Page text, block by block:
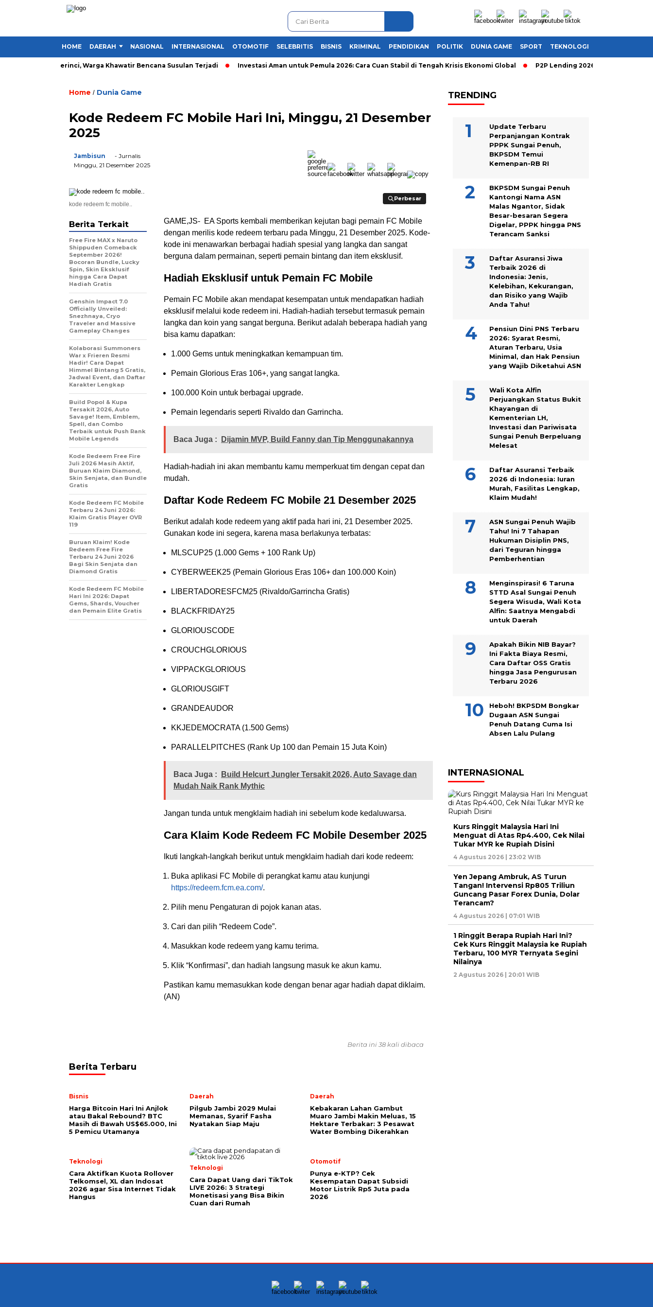
HOME DAERAH NASIONAL INTERNASIONAL OTOMOTIF SELEBRITIS BISNIS KRIMINAL PENDIDIKAN POLITIK DUNIA GAME SPORT TEKNOLOGI
Desa di Kerinci, Warga Khawatir Bencana Susulan Terjadi Investasi Aman untuk Pemula 2026: Cara Cuan Stabil di Tengah Krisis Ekonomi Global P2P Lending 2026: Cara Cerdas
Home / Dunia Game
Kode Redeem FC Mobile Hari Ini, Minggu, 21 Desember
2025
Jambisun
- Jurnalis
Minggu, 21 Desember 2025
Perbesar
Perbesar
kode redeem fc mobile..
GAME,JS- EA Sports kembali memberikan kejutan bagi pemain FC Mobile
dengan merilis kode redeem terbaru pada Minggu, 21 Desember 2025. Kode-
kode ini menawarkan berbagai hadiah spesial yang langka dan sangat
berguna dalam permainan, seperti pemain bintang dan item eksklusif.
Hadiah Eksklusif untuk Pemain FC Mobile
Pemain FC Mobile akan mendapat kesempatan untuk mendapatkan hadiah
eksklusif melalui kode redeem ini. Hadiah-hadiah tersebut termasuk pemain
langka dan koin yang sangat berguna. Berikut adalah beberapa hadiah yang
bisa kamu dapatkan:
1.000 Gems untuk meningkatkan kemampuan tim.
Pemain Glorious Eras 106+, yang sangat langka.
100.000 Koin untuk berbagai upgrade.
Pemain legendaris seperti Rivaldo dan Garrincha.
Baca Juga : Dijamin MVP, Build Fanny dan Tip Menggunakannya
Hadiah-hadiah ini akan membantu kamu memperkuat tim dengan cepat dan
mudah.
Daftar Kode Redeem FC Mobile 21 Desember 2025
Berikut adalah kode redeem yang aktif pada hari ini, 21 Desember 2025.
Gunakan kode ini segera, karena masa berlakunya terbatas:
MLSCUP25 (1.000 Gems + 100 Rank Up)
CYBERWEEK25 (Pemain Glorious Eras 106+ dan 100.000 Koin)
LIBERTADORESFCM25 (Rivaldo/Garrincha Gratis)
BLACKFRIDAY25
GLORIOUSCODE
CROUCHGLORIOUS
VIPPACKGLORIOUS
GLORIOUSGIFT
GRANDEAUDOR
KKJEDEMOCRATA (1.500 Gems)
PARALLELPITCHES (Rank Up 100 dan Pemain 15 Juta Koin)
Baca Juga :
Build Helcurt Jungler Tersakit 2026, Auto Savage dan
Mudah Naik Rank Mythic
Jangan tunda untuk mengklaim hadiah ini sebelum kode kedaluwarsa.
Cara Klaim Kode Redeem FC Mobile Desember 2025
Ikuti langkah-langkah berikut untuk mengklaim hadiah dari kode redeem:
Buka aplikasi FC Mobile di perangkat kamu atau kunjungi
https://redeem.fcm.ea.com/.
Pilih menu Pengaturan di pojok kanan atas.
Cari dan pilih “Redeem Code”.
Masukkan kode redeem yang kamu terima.
Klik “Konfirmasi”, dan hadiah langsung masuk ke akun kamu.
Pastikan kamu memasukkan kode dengan benar agar hadiah dapat diklaim.
(AN)
Berita Terkait
Free Fire MAX x Naruto
Shippuden Comeback
September 2026!
Bocoran Bundle, Lucky
Spin, Skin Eksklusif
hingga Cara Dapat
Hadiah Gratis
Genshin Impact 7.0
Officially Unveiled:
Snezhnaya, Cryo
Traveler and Massive
Gameplay Changes
Kolaborasi Summoners
War x Frieren Resmi
Hadir! Cara Dapat
Himmel Bintang 5 Gratis,
Jadwal Event, dan Daftar
Karakter Lengkap
Build Popol & Kupa
Tersakit 2026, Auto
Savage! Item, Emblem,
Spell, dan Combo
Terbaik untuk Push Rank
Mobile Legends
Kode Redeem Free Fire
Juli 2026 Masih Aktif,
Buruan Klaim Diamond,
Skin Senjata, dan Bundle
Gratis
Kode Redeem FC Mobile
Terbaru 24 Juni 2026:
Klaim Gratis Player OVR
119
Buruan Klaim! Kode
Redeem Free Fire
Terbaru 24 Juni 2026
Bagi Skin Senjata dan
Diamond Gratis
Kode Redeem FC Mobile
Hari Ini 2026: Dapat
Gems, Shards, Voucher
dan Pemain Elite Gratis
Berita ini 38 kali dibaca
Berita Terbaru
Bisnis
Harga Bitcoin Hari Ini Anjlok
atau Bakal Rebound? BTC
Masih di Bawah US$65.000, Ini
5 Pemicu Utamanya
Daerah
Pilgub Jambi 2029 Mulai
Memanas, Syarif Fasha
Nyatakan Siap Maju
Daerah
Kebakaran Lahan Gambut
Muaro Jambi Makin Meluas, 15
Hektare Terbakar: 3 Pesawat
Water Bombing Dikerahkan
Teknologi
Cara Aktifkan Kuota Rollover
Telkomsel, XL dan Indosat
2026 agar Sisa Internet Tidak
Hangus
Teknologi
Cara Dapat Uang dari TikTok
LIVE 2026: 3 Strategi
Monetisasi yang Bisa Bikin
Cuan dari Rumah
Otomotif
Punya e-KTP? Cek
Kesempatan Dapat Subsidi
Motor Listrik Rp5 Juta pada
2026
TRENDING
Update Terbaru
Perpanjangan Kontrak
PPPK Sungai Penuh,
BKPSDM Temui
Kemenpan-RB RI
BKPSDM Sungai Penuh
Kantongi Nama ASN
Malas Ngantor, Sidak
Besar-besaran Segera
Digelar, PPPK hingga PNS
Terancam Sanksi
Daftar Asuransi Jiwa
Terbaik 2026 di
Indonesia: Jenis,
Kelebihan, Kekurangan,
dan Risiko yang Wajib
Anda Tahu!
Pensiun Dini PNS Terbaru
2026: Syarat Resmi,
Aturan Terbaru, Usia
Minimal, dan Hak Pensiun
yang Wajib Diketahui ASN
Wali Kota Alfin
Perjuangkan Status Bukit
Khayangan di
Kementerian LH,
Investasi dan Pariwisata
Sungai Penuh Berpeluang
Melesat
Daftar Asuransi Terbaik
2026 di Indonesia: Iuran
Murah, Fasilitas Lengkap,
Klaim Mudah!
ASN Sungai Penuh Wajib
Tahu! Ini 7 Tahapan
Hukuman Disiplin PNS,
dari Teguran hingga
Pemberhentian
Menginspirasi! 6 Taruna
STTD Asal Sungai Penuh
Segera Wisuda, Wali Kota
Alfin: Saatnya Mengabdi
untuk Daerah
Apakah Bikin NIB Bayar?
Ini Fakta Biaya Resmi,
Cara Daftar OSS Gratis
hingga Jasa Pengurusan
Terbaru 2026
Heboh! BKPSDM Bongkar
Dugaan ASN Sungai
Penuh Datang Cuma Isi
Absen Lalu Pulang
INTERNASIONAL
Kurs Ringgit Malaysia Hari Ini
Menguat di Atas Rp4.400, Cek Nilai
Tukar MYR ke Rupiah Disini
4 Agustus 2026 | 23:02 WIB
Yen Jepang Ambruk, AS Turun
Tangan! Intervensi Rp805 Triliun
Guncang Pasar Forex Dunia, Dolar
Terancam?
4 Agustus 2026 | 07:01 WIB
1 Ringgit Berapa Rupiah Hari Ini?
Cek Kurs Ringgit Malaysia ke Rupiah
Terbaru, 100 MYR Ternyata Segini
Nilainya
2 Agustus 2026 | 20:01 WIB